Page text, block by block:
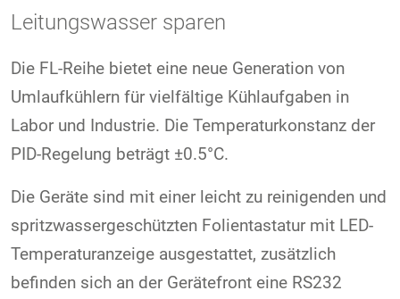
Leitungswasser sparen
Die FL-Reihe bietet eine neue Generation von
Umlaufkühlern für vielfältige Kühlaufgaben in
Labor und Industrie. Die Temperaturkonstanz der
PID-Regelung beträgt ±0.5°C.
Die Geräte sind mit einer leicht zu reinigenden und
spritzwassergeschützten Folientastatur mit LED-
Temperaturanzeige ausgestattet, zusätzlich
befinden sich an der Gerätefront eine RS232